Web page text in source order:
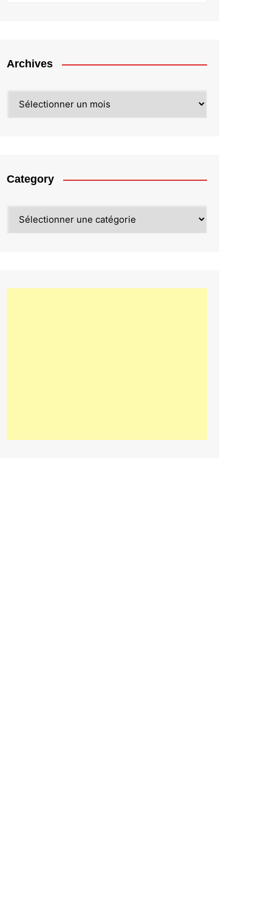
Archives
Category